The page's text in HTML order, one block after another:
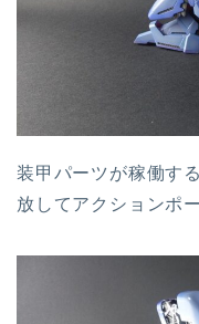
装甲パーツが稼働す
放してアクションポ